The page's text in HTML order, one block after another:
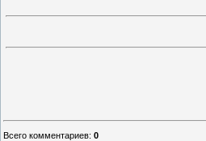
Всего комментариев: 0